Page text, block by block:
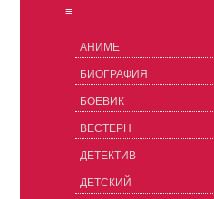
≡
АНИМЕ
БИОГРАФИЯ
БОЕВИК
ВЕСТЕРН
ДЕТЕКТИВ
ДЕТСКИЙ